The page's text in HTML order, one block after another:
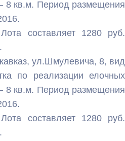
8 кв.м. Период размещения
составляет 1280 руб.
ул.Шмулевича, 8, вид
по реализации елочных
8 кв.м. Период размещения
составляет 1280 руб.